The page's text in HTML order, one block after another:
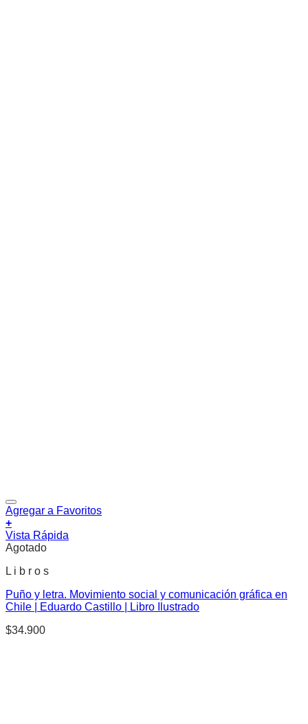
Agregar a Favoritos
+
Vista Rápida
Agotado
L i b r o s
Puño y letra. Movimiento social y comunicación gráfica en
Chile | Eduardo Castillo | Libro Ilustrado
$34.900